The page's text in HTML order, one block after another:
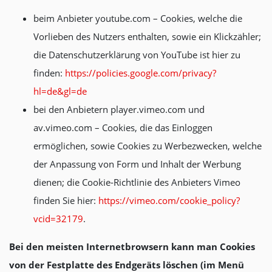
beim Anbieter youtube.com – Cookies, welche die
Vorlieben des Nutzers enthalten, sowie ein Klickzähler;
die Datenschutzerklärung von YouTube ist hier zu
finden: https://policies.google.com/privacy?
hl=de&gl=de
bei den Anbietern player.vimeo.com und
av.vimeo.com – Cookies, die das Einloggen
ermöglichen, sowie Cookies zu Werbezwecken, welche
der Anpassung von Form und Inhalt der Werbung
dienen; die Cookie-Richtlinie des Anbieters Vimeo
finden Sie hier: https://vimeo.com/cookie_policy?
vcid=32179.
Bei den meisten Internetbrowsern kann man Cookies
von der Festplatte des Endgeräts löschen (im Menü